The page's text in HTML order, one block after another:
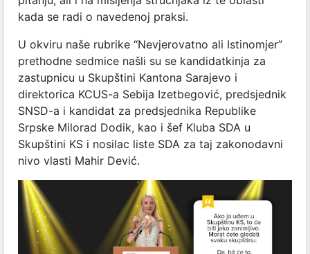
kada se radi o navedenoj praksi.
U okviru naše rubrike “Nevjerovatno ali Istinomjer”
prethodne sedmice našli su se kandidatkinja za
zastupnicu u Skupštini Kantona Sarajevo i
direktorica KCUS-a Sebija Izetbegović, predsjednik
SNSD-a i kandidat za predsjednika Republike
Srpske Milorad Dodik, kao i šef Kluba SDA u
Skupštini KS i nosilac liste SDA za taj zakonodavni
nivo vlasti Mahir Dević.